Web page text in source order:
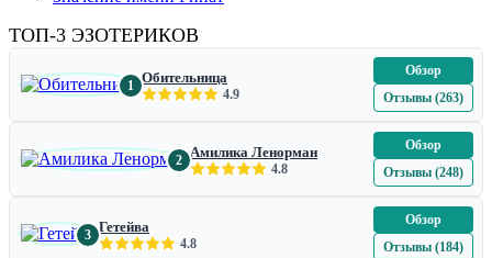
ТОП-3 ЭЗОТЕРИКОВ
1 Обительница
4.9
Обзор
Отзывы (263)
2 Амилика Ленорман
4.8
Обзор
Отзывы (248)
3 Гетейва
4.8
Обзор
Отзывы (184)